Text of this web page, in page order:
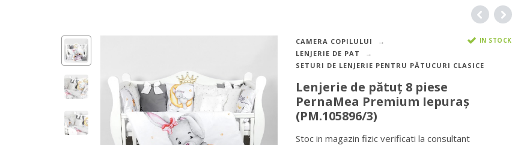
CAMERA COPILULUI
LENJERIE DE PAT
SETURI DE LENJERIE PENTRU PĂTUCURI CLASICE
IN STOCK
Lenjerie de pătuț 8 piese
PernaMea Premium Iepuraș
(PM.105896/3)
Stoc in magazin fizic verificati la consultant